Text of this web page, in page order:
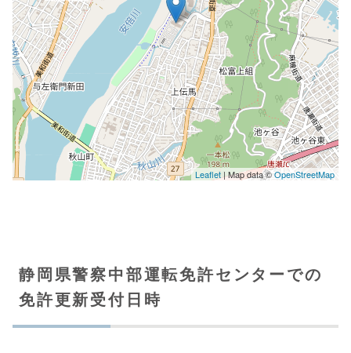
静岡県警察中部運転免許センターでの
免許更新受付日時